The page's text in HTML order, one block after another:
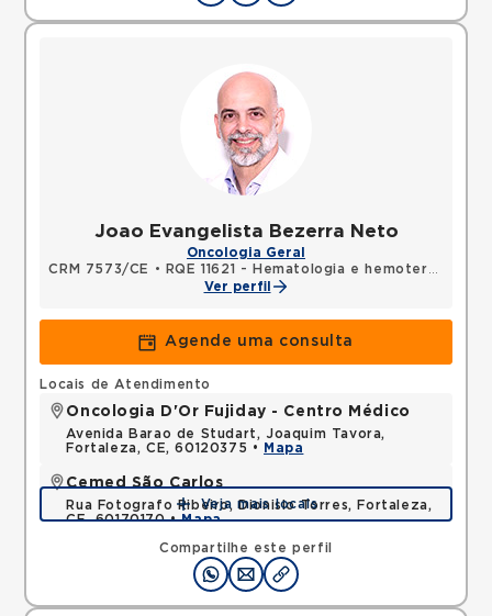
Joao Evangelista Bezerra Neto
Oncologia Geral
CRM 7573/CE
• RQE 11621 - Hematologia e hemoterapia
Ver perfil
Agende uma consulta
Compartilhe este perfil
Locais de Atendimento
Oncologia D'Or Fujiday - Centro Médico
Avenida Barao de Studart, Joaquim Tavora,
Fortaleza, CE, 60120375 •
Mapa
Cemed São Carlos
Rua Fotografo Ribeiro, Dionisio Torres, Fortaleza,
CE, 60170170 •Mapa
Veja mais locais